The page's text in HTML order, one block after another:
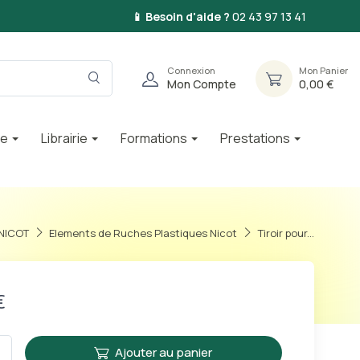
📱 Besoin d'aide ? 02 43 97 13 41
Connexion
Mon Compte
Mon Panier
0,00 €
Librairie Formations Prestations
Elements de Ruches Plastiques Nicot Tiroir pour...
Ajouter au panier